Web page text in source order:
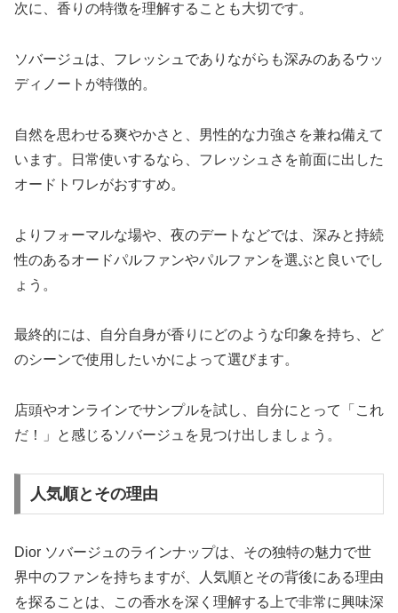
次に、香りの特徴を理解することも大切です。
ソバージュは、フレッシュでありながらも深みのあるウッ
ディノートが特徴的。
自然を思わせる爽やかさと、男性的な力強さを兼ね備えて
います。日常使いするなら、フレッシュさを前面に出した
オードトワレがおすすめ。
よりフォーマルな場や、夜のデートなどでは、深みと持続
性のあるオードパルファンやパルファンを選ぶと良いでし
ょう。
最終的には、自分自身が香りにどのような印象を持ち、ど
のシーンで使用したいかによって選びます。
店頭やオンラインでサンプルを試し、自分にとって「これ
だ！」と感じるソバージュを見つけ出しましょう。
人気順とその理由
Dior ソバージュのラインナップは、その独特の魅力で世
界中のファンを持ちますが、人気順とその背後にある理由
を探ることは、この香水を深く理解する上で非常に興味深